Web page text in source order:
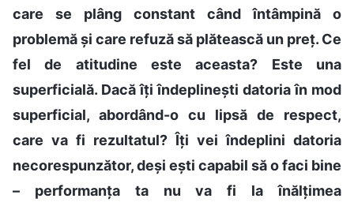
care se plâng constant când întâmpină o
problemă și care refuză să plătească un preț. Ce
fel de atitudine este aceasta? Este una
superficială. Dacă îți îndeplinești datoria în mod
superficial, abordând-o cu lipsă de respect,
care va fi rezultatul? Îți vei îndeplini datoria
necorespunzător, deși ești capabil să o faci bine
– performanța ta nu va fi la înălțimea